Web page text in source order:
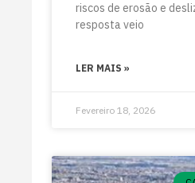
riscos de erosão e
resposta veio
LER MAIS »
Fevereiro 18, 2026